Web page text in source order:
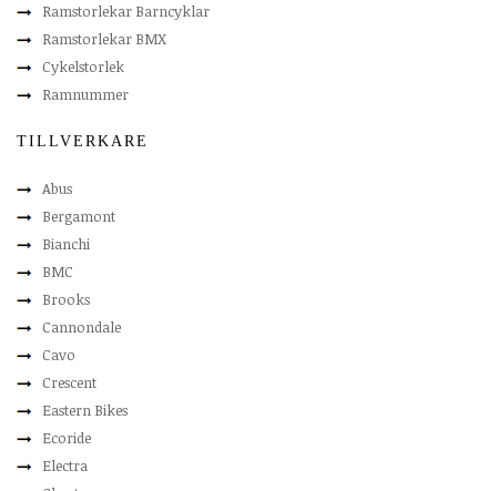
Ramstorlekar Barncyklar
Ramstorlekar BMX
Cykelstorlek
Ramnummer
TILLVERKARE
Abus
Bergamont
Bianchi
BMC
Brooks
Cannondale
Cavo
Crescent
Eastern Bikes
Ecoride
Electra